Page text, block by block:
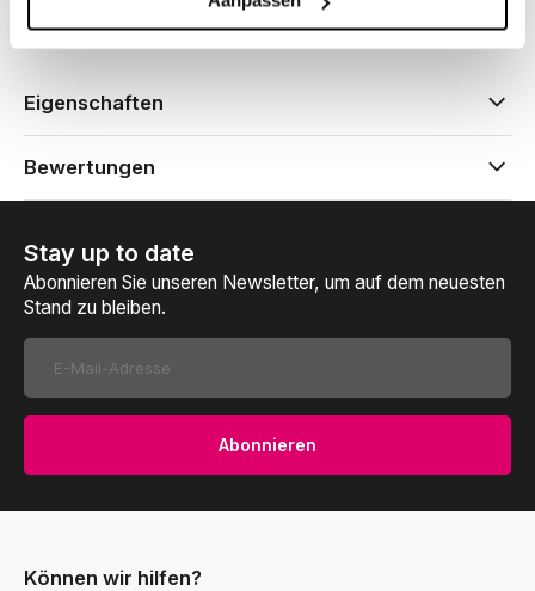
Eigenschaften
Bewertungen
Stay up to date
Abonnieren Sie unseren Newsletter, um auf dem neuesten
Stand zu bleiben.
Abonnieren
Können wir hilfen?